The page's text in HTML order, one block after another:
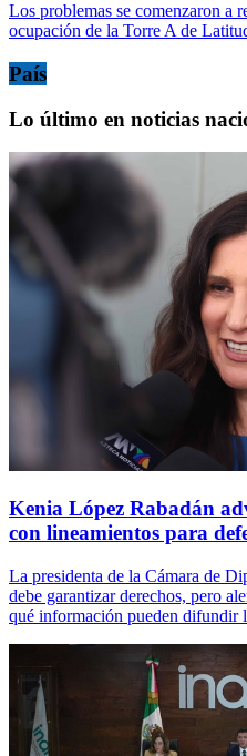
Los problemas se comenzaron a
ocupación de la Torre A de
País
Lo último en noticias
Kenia López Rabadán
con lineamientos para
La presidenta de la Cámara de
debe garantizar derechos, pero
qué información pueden difundir